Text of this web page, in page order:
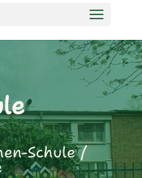
Schule /